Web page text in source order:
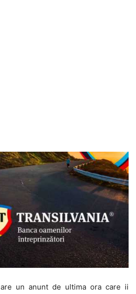
are un anunt de ultima ora care ii